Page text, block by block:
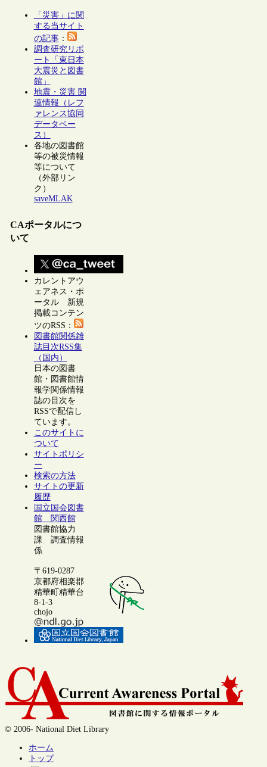
「災害」に関
する当サイト
の記事：
調査研究リポ
ート「東日本
大震災と図書
館」
地震・災害 関
連情報（レフ
ァレンス協同
データベー
ス）
各地の図書館
等の被災情報
等について
（外部リン
ク）
saveMLAK
CAポータルにつ
いて
カレントアウ
ェアネス・ポ
ータル 新規
掲載コンテン
ツのRSS：
図書館関係雑
誌目次RSS集
（国内）
日本の図書
館・図書館情
報学関係情報
誌の目次を
RSSで配信し
ています。
このサイトに
ついて
サイトポリシ
ー
検索の方法
サイトの更新
履歴
国立国会図書
館 関西館
図書館協力
課 調査情報
係
〒619-0287
京都府相楽郡
精華町精華台
8-1-3
chojo
© 2006- National Diet Library
ホーム
トップ